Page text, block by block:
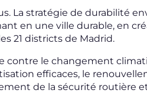
La stratégie de durabilité
en une ville durable, en
21 districts de Madrid.
contre le changement
efficaces, le
de la sécurité routière